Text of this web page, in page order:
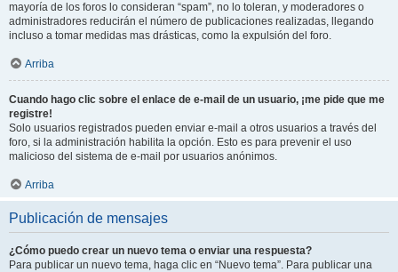
mayoría de los foros lo consideran “spam”, no lo toleran, y moderadores o
administradores reducirán el número de publicaciones realizadas, llegando
incluso a tomar medidas mas drásticas, como la expulsión del foro.
Arriba
Cuando hago clic sobre el enlace de e-mail de un usuario, ¡me pide que me
registre!
Solo usuarios registrados pueden enviar e-mail a otros usuarios a través del
foro, si la administración habilita la opción. Esto es para prevenir el uso
malicioso del sistema de e-mail por usuarios anónimos.
Arriba
Publicación de mensajes
¿Cómo puedo crear un nuevo tema o enviar una respuesta?
Para publicar un nuevo tema, haga clic en “Nuevo tema”. Para publicar una